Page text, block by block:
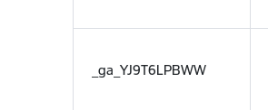
_ga_YJ9T6LPBWW